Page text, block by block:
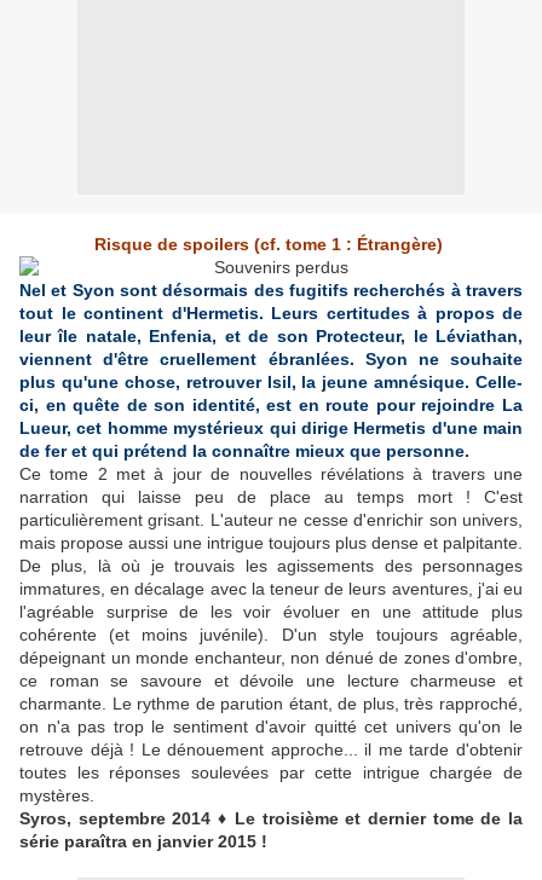
Risque de spoilers (cf. tome 1 : Étrangère)
Nel et Syon sont désormais des fugitifs recherchés à travers
tout le continent d'Hermetis. Leurs certitudes à propos de
leur île natale, Enfenia, et de son Protecteur, le Léviathan,
viennent d'être cruellement ébranlées. Syon ne souhaite
plus qu'une chose, retrouver Isil, la jeune amnésique. Celle-
ci, en quête de son identité, est en route pour rejoindre La
Lueur, cet homme mystérieux qui dirige Hermetis d'une main
de fer et qui prétend la connaître mieux que personne.
Ce tome 2 met à jour de nouvelles révélations à travers une
narration qui laisse peu de place au temps mort ! C'est
particulièrement grisant. L'auteur ne cesse d'enrichir son univers,
mais propose aussi une intrigue toujours plus dense et palpitante.
De plus, là où je trouvais les agissements des personnages
immatures, en décalage avec la teneur de leurs aventures, j'ai eu
l'agréable surprise de les voir évoluer en une attitude plus
cohérente (et moins juvénile). D'un style toujours agréable,
dépeignant un monde enchanteur, non dénué de zones d'ombre,
ce roman se savoure et dévoile une lecture charmeuse et
charmante. Le rythme de parution étant, de plus, très rapproché,
on n'a pas trop le sentiment d'avoir quitté cet univers qu'on le
retrouve déjà ! Le dénouement approche... il me tarde d'obtenir
toutes les réponses soulevées par cette intrigue chargée de
mystères.
Syros, septembre 2014 ♦ Le troisième et dernier tome de la
série paraîtra en janvier 2015 !